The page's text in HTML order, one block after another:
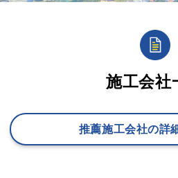
施工会社
推薦施工会社の詳